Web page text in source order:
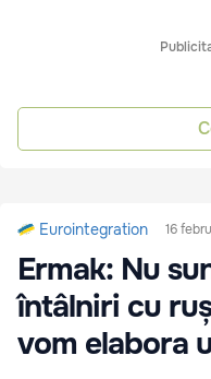
Eurointegration 16
Ermak: Nu
întâlniri cu
vom elabora